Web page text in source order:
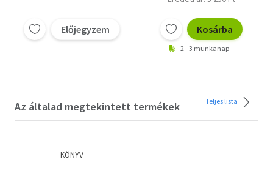
Előjegyzem Kosárba
2 - 3 munkanap
Az általad megtekintett termékek Teljes lista
KÖNYV